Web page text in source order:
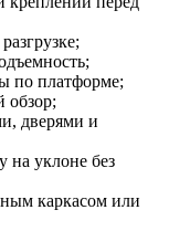
по платформе;
обзор;
дверями и
на уклоне без
каркасом или